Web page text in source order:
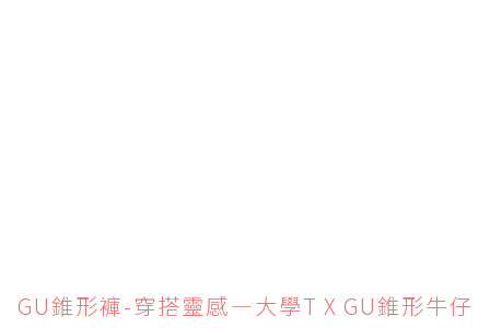
GU錐形褲-穿搭靈感—大學T X GU錐形牛仔